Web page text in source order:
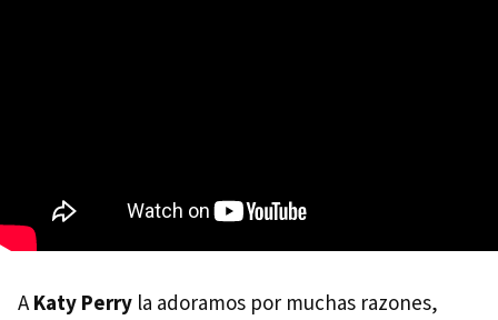
AKaty Perry la adoramos por muchas razones,